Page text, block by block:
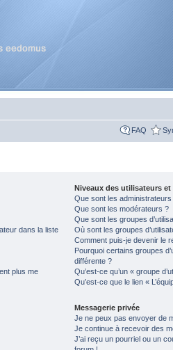
FAQ
dans la liste
plus me
Niveaux des utilisateurs
Que sont les administrateurs
Que sont les modérateurs ?
Que sont les groupes
Où sont les groupes
Comment puis-je devenir le
Pourquoi certains groupes
différente ?
Qu’est-ce qu’un « groupe
Qu’est-ce que le lien «
Messagerie privée
Je ne peux pas envoyer de
Je continue à recevoir des
J’ai reçu un pourriel ou un